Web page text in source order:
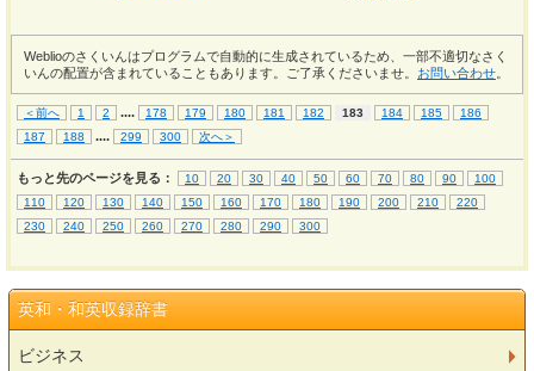
Weblioのさくいんはプログラムで自動的に生成されているため、一部不適切なさく
いんの配置が含まれていることもあります。ご了承くださいませ。 お問い合わせ
＜前へ 1 2 .... 178 179 180 181 182 183 184 185
186
187
188 .... 299 300 次へ＞
もっと先のページを見る： 10 20 30 40 50 60 70 80 90
100
110
120 130 140 150 160 170 180 190 200 210
220
230
240 250 260 270 280 290 300
英和・和英収録辞書
ビジネス